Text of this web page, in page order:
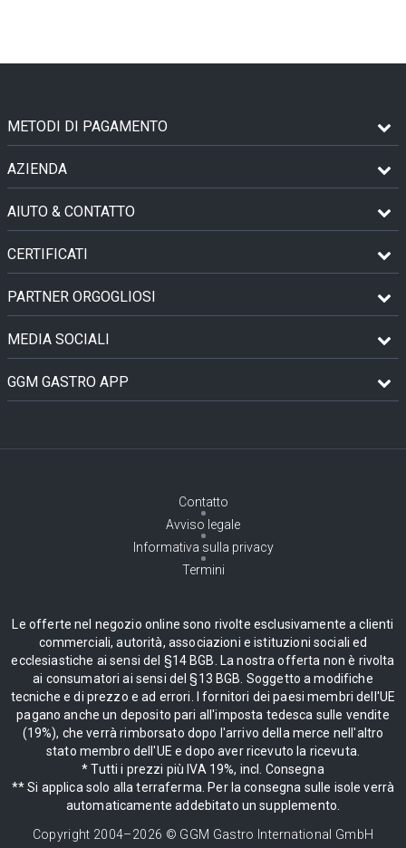
METODI DI PAGAMENTO
AZIENDA
AIUTO & CONTATTO
CERTIFICATI
PARTNER ORGOGLIOSI
MEDIA SOCIALI
GGM GASTRO APP
Contatto
Avviso legale
Informativa sulla privacy
Termini
Le offerte nel negozio online sono rivolte esclusivamente a clienti
commerciali, autorità, associazioni e istituzioni sociali ed
ecclesiastiche ai sensi del §14 BGB. La nostra offerta non è rivolta
ai consumatori ai sensi del §13 BGB. Soggetto a modifiche
tecniche e di prezzo e ad errori. I fornitori dei paesi membri dell'UE
pagano anche un deposito pari all'imposta tedesca sulle vendite
(19%), che verrà rimborsato dopo l'arrivo della merce nell'altro
stato membro dell'UE e dopo aver ricevuto la ricevuta.
* Tutti i prezzi più IVA 19%, incl. Consegna
** Si applica solo alla terraferma. Per la consegna sulle isole verrà
automaticamente addebitato un supplemento.
Copyright 2004–2026 © GGM Gastro International GmbH